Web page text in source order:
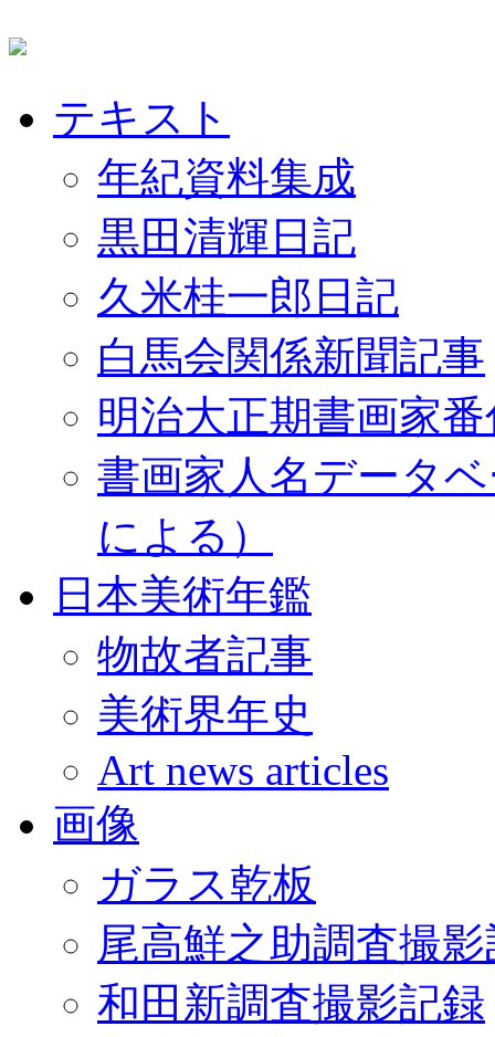
テキスト
年紀資料集成
黒田清輝日記
久米桂一郎日記
白馬会関係新聞記事
明治大正期書画家
書画家人名データ
による）
日本美術年鑑
物故者記事
美術界年史
Art news articles
画像
ガラス乾板
尾高鮮之助調査撮
和田新調査撮影記録